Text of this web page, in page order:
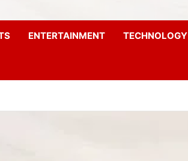
ENTERTAINMENT TECHNOLOGY